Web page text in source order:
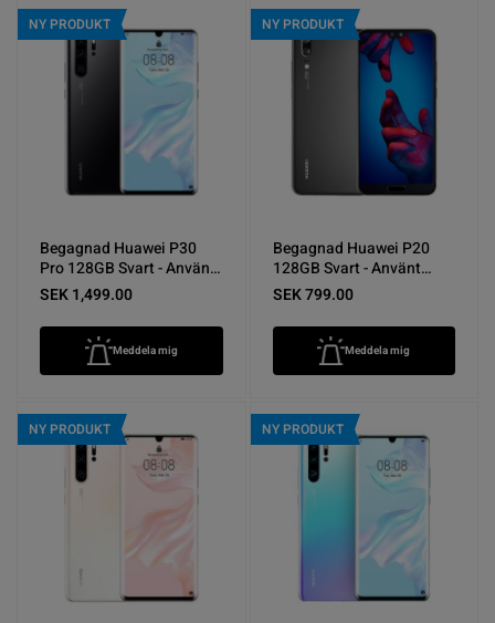
NY PRODUKT
Begagnad Huawei P30
Pro 128GB Svart - Använt
skick
SEK 1,499.00
Meddela mig
NY PRODUKT
Begagnad Huawei P20
128GB Svart - Använt
skick
SEK 799.00
Meddela mig
NY PRODUKT NY PRODUKT